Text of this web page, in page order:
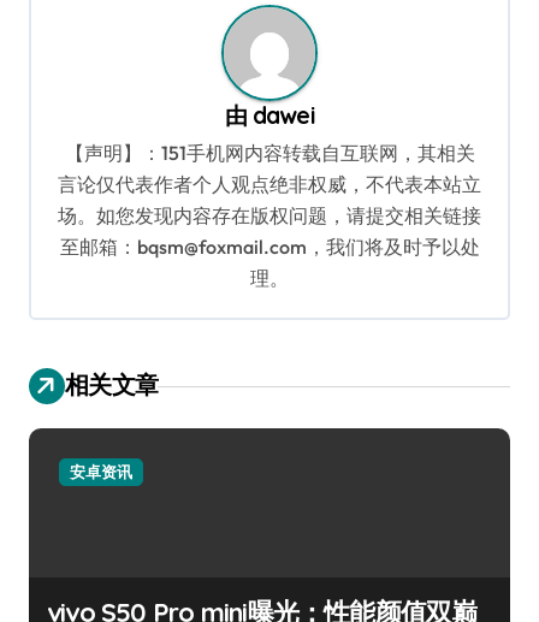
由 dawei
【声明】：151手机网内容转载自互联网，其相关
言论仅代表作者个人观点绝非权威，不代表本站立
场。如您发现内容存在版权问题，请提交相关链接
至邮箱：bqsm@foxmail.com，我们将及时予以处
理。
相关文章
安卓资讯
vivo S50 Pro mini曝光：性能颜值双巅